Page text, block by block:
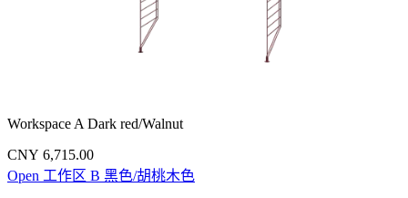
Workspace A Dark red/Walnut
CNY 6,715.00
Open 工作区 B 黑色/胡桃木色